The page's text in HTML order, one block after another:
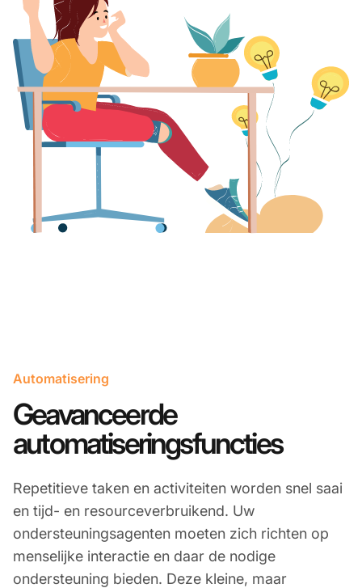
Automatisering
Geavanceerde
automatiseringsfuncties
Repetitieve taken en activiteiten worden snel saai
en tijd- en resourceverbruikend. Uw
ondersteuningsagenten moeten zich richten op
menselijke interactie en daar de nodige
ondersteuning bieden. Deze kleine, maar